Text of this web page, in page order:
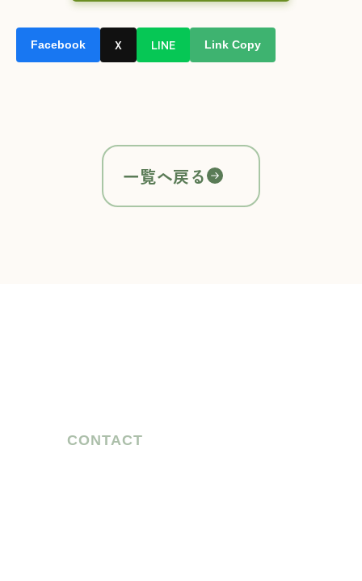
Facebook X LINE Link Copy
一覧へ戻る
CONTACT